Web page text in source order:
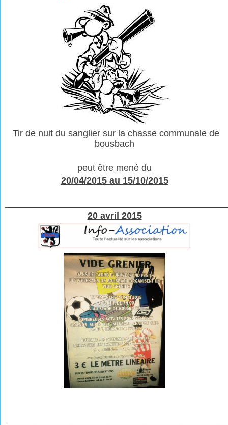
Tir de nuit du sanglier sur la chasse communale de
bousbach
peut être mené du
20/04/2015 au 15/10/2015
20 avril 2015